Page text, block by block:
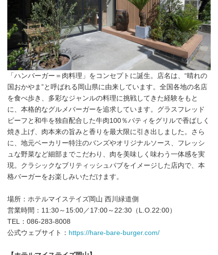
「ハンバーガー＝肉料理」をコンセプトに誕生。店名は、“晴れの
国おかやま”と呼ばれる岡山県に由来しています。全国各地の名店
を食べ歩き、多彩なジャンルの料理に挑戦してきた経験をもと
に、本格的なグルメバーガーを追求しています。グラスフレッド
ビーフと和牛を独自配合した牛肉100％パティをグリルで香ばしく
焼き上げ、肉本来の旨みと香りを最大限に引き出しました。さら
に、地元ベーカリー特注のバンズやオリジナルソース、フレッシ
ュな野菜など細部までこだわり、肉を美味しく味わう一体感を実
現。クラシックなブリティッシュパブをイメージした店内で、本
格バーガーをお楽しみいただけます。
場所：ホテルマイステイズ岡山 西川緑道側
営業時間：11:30～15:00／17:00～22:30（L.O.22:00）
TEL：086-283-8008
公式ウェブサイト： https://hare-bare-burger.com/